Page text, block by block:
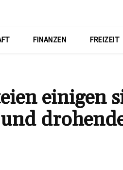
FINANZEN FREIZEIT
einigen